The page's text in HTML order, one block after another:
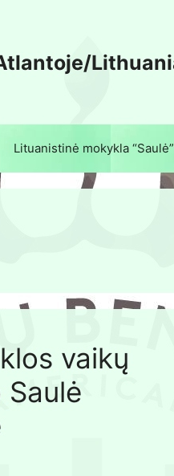
Lituanistinė mokykla “Saulė”
vaikų